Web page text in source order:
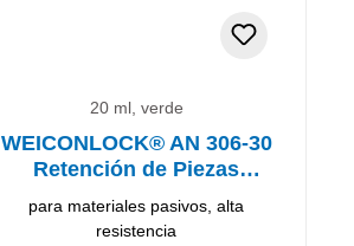
20 ml, verde
WEICONLOCK® AN 306-30
Retención de Piezas
Cilíndricas
para materiales pasivos, alta
resistencia